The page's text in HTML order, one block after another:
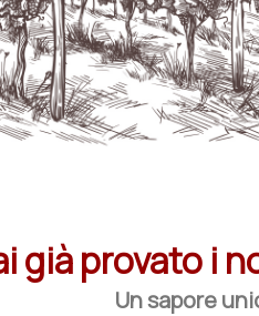
già provato i
Un sapore